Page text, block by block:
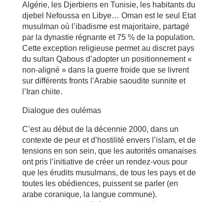
Algérie, les Djerbiens en Tunisie, les habitants du
djebel Nefoussa en Libye… Oman est le seul Etat
musulman où l’ibadisme est majoritaire, partagé
par la dynastie régnante et 75 % de la population.
Cette exception religieuse permet au discret pays
du sultan Qabous d’adopter un positionnement «
non-aligné » dans la guerre froide que se livrent
sur différents fronts l’Arabie saoudite sunnite et
l’Iran chiite.
Dialogue des oulémas
C’est au début de la décennie 2000, dans un
contexte de peur et d’hostilité envers l’islam, et de
tensions en son sein, que les autorités omanaises
ont pris l’initiative de créer un rendez-vous pour
que les érudits musulmans, de tous les pays et de
toutes les obédiences, puissent se parler (en
arabe coranique, la langue commune).